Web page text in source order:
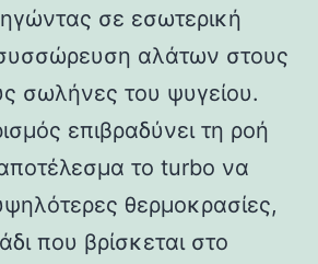
σε εσωτερική
αλάτων στους
σωλήνες του ψυγείου.
επιβραδύνει τη ροή
το turbo να
θερμοκρασίες,
που βρίσκεται στο